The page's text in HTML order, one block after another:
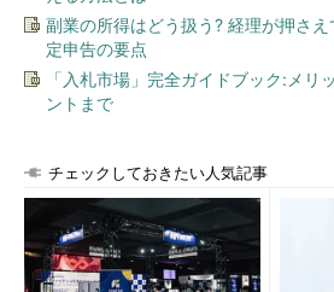
副業の所得はどう扱う? 経理が押さ
定申告の要点
「入札市場」完全ガイドブック:メリ
ントまで
チェックしておきたい人気記事